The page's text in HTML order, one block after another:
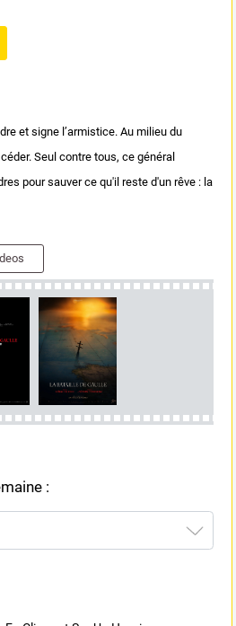
et signe l’armistice. Au milieu du
Seul contre tous, ce général
pour sauver ce qu'il reste d'un rêve : la
: